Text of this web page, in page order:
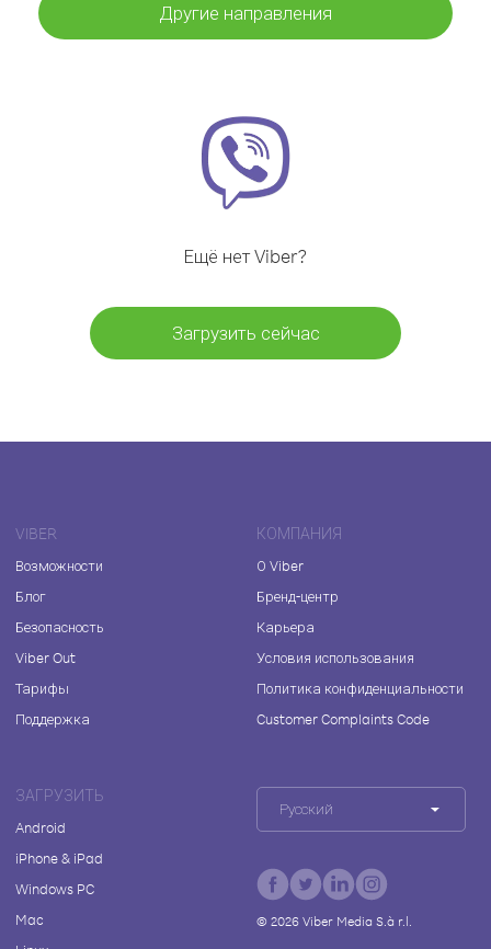
Другие направления
Ещё нет Viber?
Загрузить сейчас
VIBER
Возможности
Блог
Безопасность
Viber Out
Тарифы
Поддержка
КОМПАНИЯ
О Viber
Бренд-центр
Карьера
Условия использования
Политика конфиденциальности
Customer Complaints Code
ЗАГРУЗИТЬ
Android
iPhone & iPad
Windows PC
Mac
Русский
© 2026Viber Media S.à r.l.